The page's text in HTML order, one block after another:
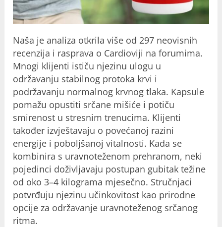
Naša je analiza otkrila više od 297 neovisnih
recenzija i rasprava o Cardioviji na forumima.
Mnogi klijenti ističu njezinu ulogu u
održavanju stabilnog protoka krvi i
podržavanju normalnog krvnog tlaka. Kapsule
pomažu opustiti srčane mišiće i potiču
smirenost u stresnim trenucima. Klijenti
također izvještavaju o povećanoj razini
energije i poboljšanoj vitalnosti. Kada se
kombinira s uravnoteženom prehranom, neki
pojedinci doživljavaju postupan gubitak težine
od oko 3–4 kilograma mjesečno. Stručnjaci
potvrđuju njezinu učinkovitost kao prirodne
opcije za održavanje uravnoteženog srčanog
ritma.